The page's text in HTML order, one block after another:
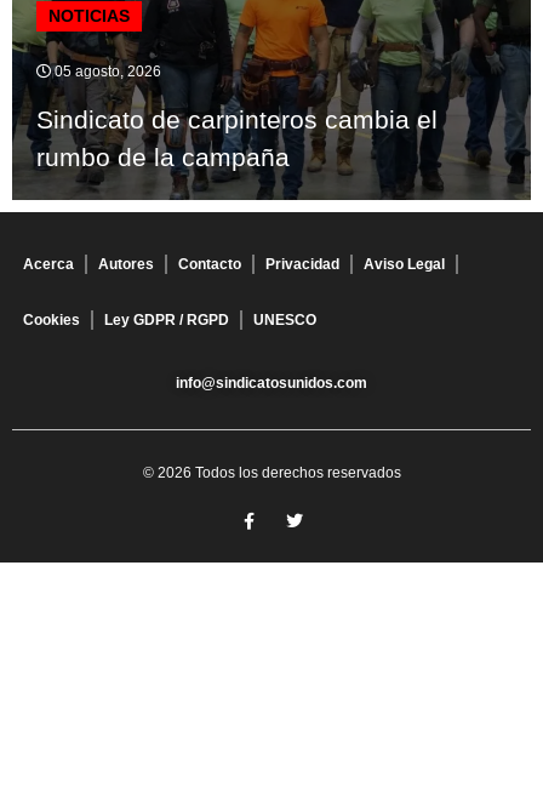
NOTICIAS
05 agosto, 2026
Sindicato de carpinteros cambia el
rumbo de la campaña
Acerca Autores Contacto Privacidad Aviso Legal
Cookies Ley GDPR / RGPD UNESCO
info@sindicatosunidos.com
© 2026 Todos los derechos reservados